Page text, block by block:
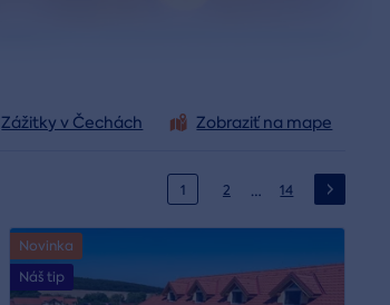
Zobraziť na mape
Zážitky v Čechách
1 2 … 14
Novinka
Náš tip